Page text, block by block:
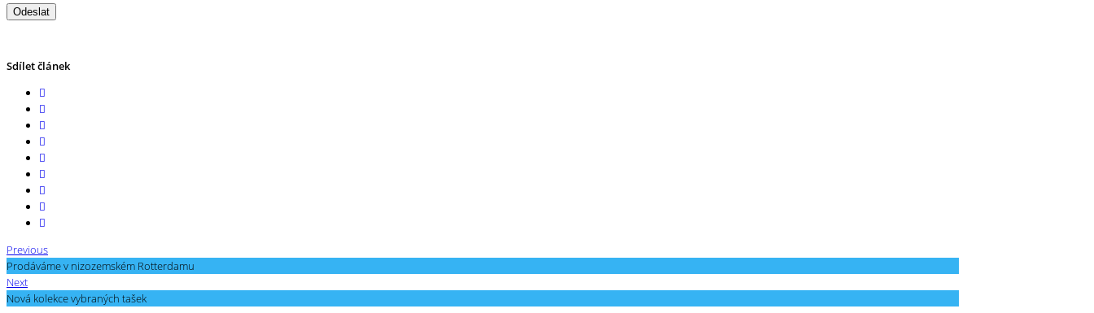
Sdílet článek
Previous
Prodáváme v nizozemském Rotterdamu
Next
Nová kolekce vybraných tašek